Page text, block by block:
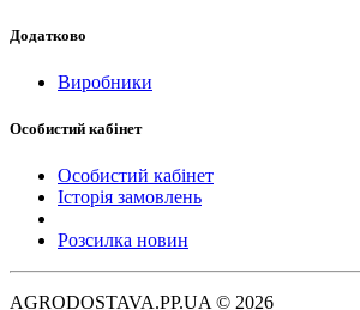
Додатково
Виробники
Особистий кабінет
Особистий кабінет
Історія замовлень
Розсилка новин
AGRODOSTAVA.PP.UA © 2026